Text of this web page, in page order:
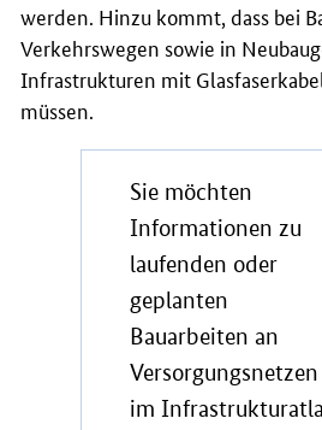
werden. Hinzu kommt, dass bei
Verkehrswegen sowie in
Infrastrukturen mit
müssen.
Sie möchten
Informationen zu
laufenden oder
geplanten
Bauarbeiten an
Versorgungsnetzen
im